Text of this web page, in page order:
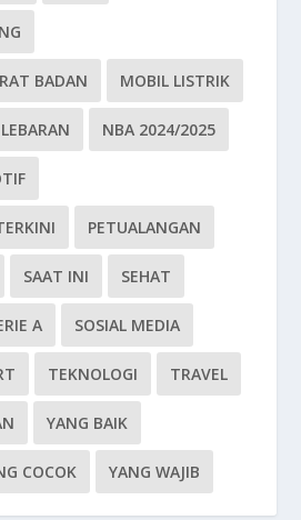
BADAN MOBIL LISTRIK
NBA 2024/2025
PETUALANGAN
SAAT INI SEHAT
A SOSIAL MEDIA
TEKNOLOGI TRAVEL
YANG BAIK
COCOK YANG WAJIB